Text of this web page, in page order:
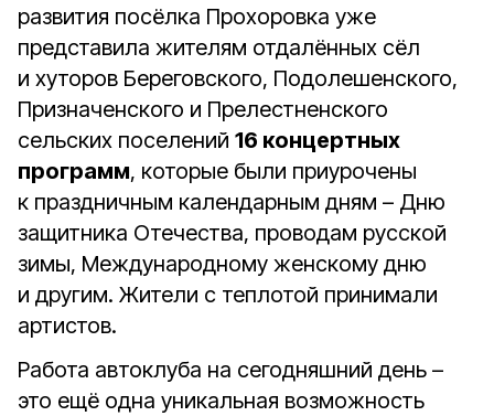
развития посёлка Прохоровка уже
представила жителям отдалённых сёл
и хуторов Береговского, Подолешенского,
Призначенского и Прелестненского
сельских поселений 16 концертных
программ, которые были приурочены
к праздничным календарным дням – Дню
защитника Отечества, проводам русской
зимы, Международному женскому дню
и другим. Жители с теплотой принимали
артистов.
Работа автоклуба на сегодняшний день –
это ещё одна уникальная возможность